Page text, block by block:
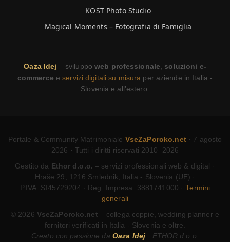
KOST Photo Studio
Magical Moments – Fotografia di Famiglia
Oaza Idej – sviluppoweb professionale, soluzioni e-
commerce eservizi digitali su misura per aziende in Italia -
Slovenia e all’estero.
Portale & Community Matrimoniale VseZaPoroko.net · 7 agosto
2026 · Tutti i diritti riservati 2010–2026
Gestito da Ethor d.o.o. – servizi professionali web & digital ·
Hraše 29, 1216 Smlednik, Italia - Slovenia (UE) ·
P.IVA: SI45729204 · Reg. Impresa: 3881741000 ·Termini
generali
© 2026 VseZaPoroko.net – collega coppie, wedding planner e
fornitori verificati in Italia - Slovenia e oltre.
Creato con passione da Oaza Idej · ETHOR d.o.o.